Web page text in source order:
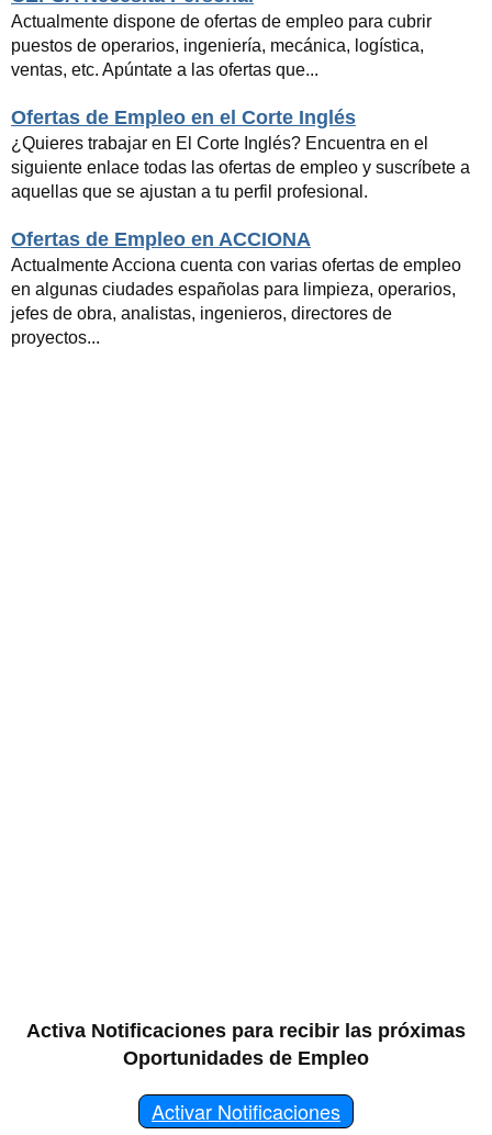
Actualmente dispone de ofertas de empleo para cubrir
puestos de operarios, ingeniería, mecánica, logística,
ventas, etc. Apúntate a las ofertas que...
Ofertas de Empleo en el Corte Inglés
¿Quieres trabajar en El Corte Inglés? Encuentra en el
siguiente enlace todas las ofertas de empleo y suscríbete a
aquellas que se ajustan a tu perfil profesional.
Ofertas de Empleo en ACCIONA
Actualmente Acciona cuenta con varias ofertas de empleo
en algunas ciudades españolas para limpieza, operarios,
jefes de obra, analistas, ingenieros, directores de
proyectos...
Activa Notificaciones para recibir las próximas
Oportunidades de Empleo
Activar Notificaciones